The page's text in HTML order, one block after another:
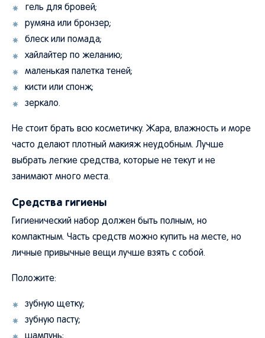
гель для бровей;
румяна или бронзер;
блеск или помада;
хайлайтер по желанию;
маленькая палетка теней;
кисти или спонж;
зеркало.
Не стоит брать всю косметичку. Жара, влажность и море
часто делают плотный макияж неудобным. Лучше
выбрать легкие средства, которые не текут и не
занимают много места.
Средства гигиены
Гигиенический набор должен быть полным, но
компактным. Часть средств можно купить на месте, но
личные привычные вещи лучше взять с собой.
Положите:
зубную щетку;
зубную пасту;
шампунь;